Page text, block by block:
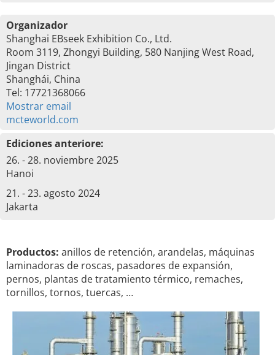
Organizador
Shanghai EBseek Exhibition Co., Ltd.
Room 3119, Zhongyi Building, 580 Nanjing West Road,
Jingan District
Shanghái, China
Tel: 17721368066
Mostrar email
mcteworld.com
Ediciones anteriore:
26. - 28. noviembre 2025
Hanoi
21. - 23. agosto 2024
Jakarta
Productos: anillos de retención, arandelas, máquinas
laminadoras de roscas, pasadores de expansión,
pernos, plantas de tratamiento térmico, remaches,
tornillos, tornos, tuercas, …